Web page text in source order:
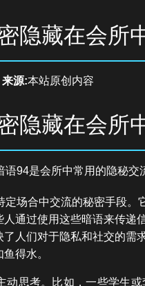
隐藏在会所
来源:本站原创内容
隐藏在会所
语94是会所中常用的隐秘交
场合中交流的秘密手段。
通过使用这些暗语来传递
人们对于隐私和社交的需
得水。
动思考。比如，一些学生